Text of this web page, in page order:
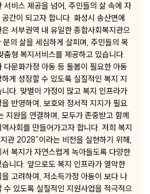
서비스 제공을 넘어, 주민들의 삶 속에 자
간이 되고자 합니다. 화성시 송산면에
서부권역 내 유일한 종합사회복지관으
의 삶을 세심하게 살피며, 주민들의 목
춤형 복지서비스를 제공하고 있습니다.
다문화가정 아동 등 돌봄이 필요한 아동
게 성장할 수 있도록 실질적인 복지 지
다. 맞벌이 가정이 많고 복지 인프라가
반영하여, 보호와 정서적 지지가 필요
지원을 연결하며, 모두가 존중받고 함께
사회를 만들어가고자 합니다. 저희 복지
관 2028”이라는 비전을 실현하기 위해,
복지가 자연스럽게 녹아들도록 다양한
니다. 앞으로도 복지 인프라가 열악한
고려하여, 저소득가정 아동이 보다 나
수 있도록 실질적인 지원사업을 적극적으